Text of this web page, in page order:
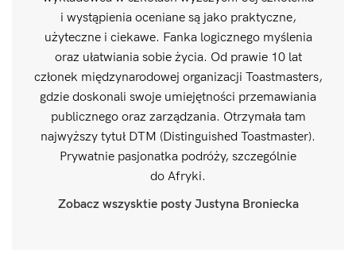
i wystąpienia oceniane są jako praktyczne,
użyteczne i ciekawe. Fanka logicznego myślenia
oraz ułatwiania sobie życia. Od prawie 10 lat
członek międzynarodowej organizacji Toastmasters,
gdzie doskonali swoje umiejętności przemawiania
publicznego oraz zarządzania. Otrzymała tam
najwyższy tytuł DTM (Distinguished Toastmaster).
Prywatnie pasjonatka podróży, szczególnie
do Afryki.
Zobacz wszysktie posty Justyna Broniecka